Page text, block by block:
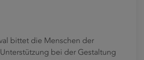
bittet die Menschen der
bei der Gestaltung